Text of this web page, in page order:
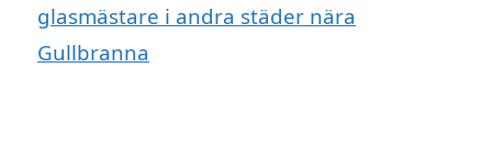
glasmästare i andra städer nära
Gullbranna